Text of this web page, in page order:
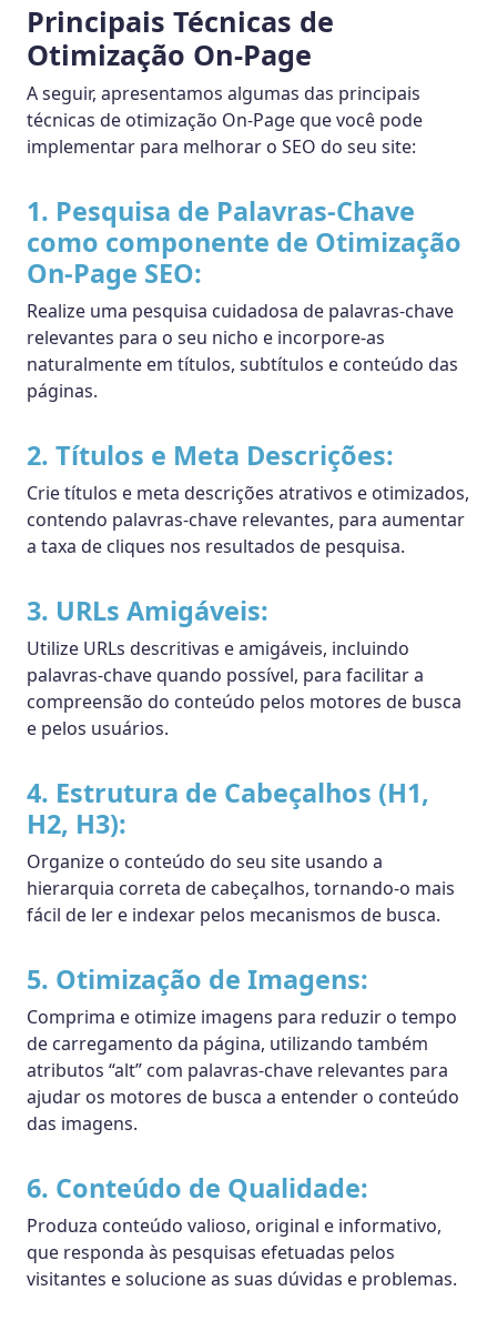
Principais Técnicas de
Otimização On-Page
A seguir, apresentamos algumas das principais
técnicas de otimização On-Page que você pode
implementar para melhorar o SEO do seu site:
1. Pesquisa de Palavras-Chave
como componente de Otimização
On-Page SEO:
Realize uma pesquisa cuidadosa de palavras-chave
relevantes para o seu nicho e incorpore-as
naturalmente em títulos, subtítulos e conteúdo das
páginas.
2. Títulos e Meta Descrições:
Crie títulos e meta descrições atrativos e otimizados,
contendo palavras-chave relevantes, para aumentar
a taxa de cliques nos resultados de pesquisa.
3. URLs Amigáveis:
Utilize URLs descritivas e amigáveis, incluindo
palavras-chave quando possível, para facilitar a
compreensão do conteúdo pelos motores de busca
e pelos usuários.
4. Estrutura de Cabeçalhos (H1,
H2, H3):
Organize o conteúdo do seu site usando a
hierarquia correta de cabeçalhos, tornando-o mais
fácil de ler e indexar pelos mecanismos de busca.
5. Otimização de Imagens:
Comprima e otimize imagens para reduzir o tempo
de carregamento da página, utilizando também
atributos “alt” com palavras-chave relevantes para
ajudar os motores de busca a entender o conteúdo
das imagens.
6. Conteúdo de Qualidade:
Produza conteúdo valioso, original e informativo,
que responda às pesquisas efetuadas pelos
visitantes e solucione as suas dúvidas e problemas.